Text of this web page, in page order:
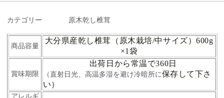
カテゴリー 原木乾し椎茸
商品容量
大分県産乾し椎茸（原木栽培/中サイズ）600g
×1袋
賞味期限
出荷日から常温で360日
（直射日光、高温多湿を避け冷暗所に保存して下さ
い）
アレルギ